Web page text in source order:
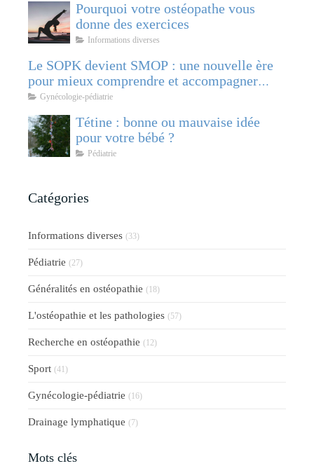
Pourquoi votre ostéopathe vous
donne des exercices
Informations diverses
Le SOPK devient SMOP : une nouvelle ère
pour mieux comprendre et accompagner
cette pathologie féminine
Gynécologie-pédiatrie
Tétine : bonne ou mauvaise idée
pour votre bébé ?
Pédiatrie
Catégories
Informations diverses (33)
Pédiatrie (27)
Généralités en ostéopathie (18)
L'ostéopathie et les pathologies (57)
Recherche en ostéopathie (12)
Sport (41)
Gynécologie-pédiatrie (16)
Drainage lymphatique (7)
Mots clés